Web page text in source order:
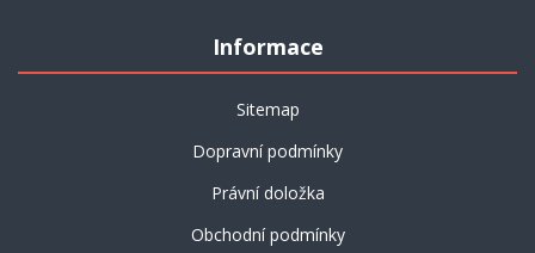
Informace
Sitemap
Dopravní podmínky
Právní doložka
Obchodní podmínky